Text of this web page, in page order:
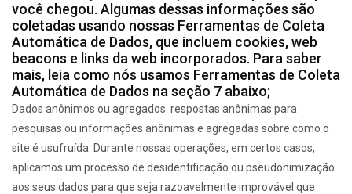
você chegou. Algumas dessas informações são
coletadas usando nossas Ferramentas de Coleta
Automática de Dados, que incluem cookies, web
beacons e links da web incorporados. Para saber
mais, leia como nós usamos Ferramentas de Coleta
Automática de Dados na seção 7 abaixo;
Dados anônimos ou agregados: respostas anônimas para
pesquisas ou informações anônimas e agregadas sobre como o
site é usufruída. Durante nossas operações, em certos casos,
aplicamos um processo de desidentificação ou pseudonimização
aos seus dados para que seja razoavelmente improvável que